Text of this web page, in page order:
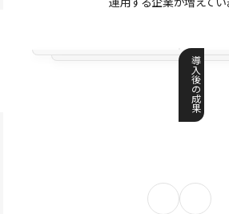
導
入
後
の
成
果